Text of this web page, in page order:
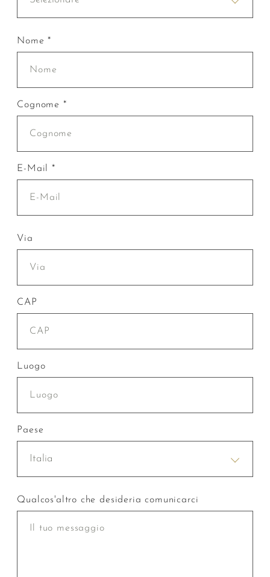
Nome *
Cognome *
E-Mail *
Via
CAP
Luogo
Paese
Italia
Qualcos'altro che desideria comunicarci